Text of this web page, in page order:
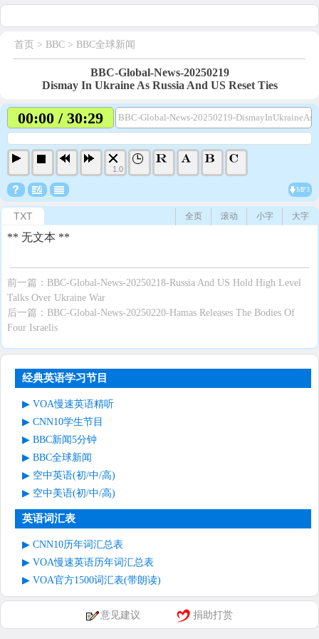
首页 > BBC > BBC全球新闻
BBC-Global-News-20250219
Dismay In Ukraine As Russia And US Reset Ties
00:00 / 30:29 BBC-Global-News-20250219-
1.0
MP3
TXT 大字
小字
滚动
全页
** 无文本 **
前一篇： BBC-Global-News-20250218-Russia And US Hold High Level
Talks Over Ukraine War
后一篇： BBC-Global-News-20250220-Hamas Releases The Bodies Of
Four Israelis
经典英语学习节目
VOA慢速英语精听
CNN10学生节目
BBC新闻5分钟
BBC全球新闻
空中英语(初/中/高)
空中美语(初/中/高)
英语词汇表
CNN10历年词汇总表
VOA慢速英语历年词汇总表
VOA官方1500词汇表(带朗读)
意见建议 捐助打赏